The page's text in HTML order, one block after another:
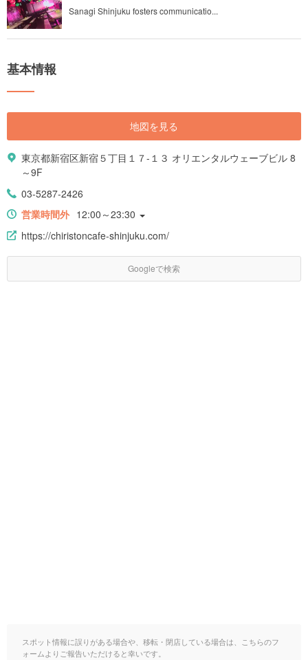
Sanagi Shinjuku fosters communicatio...
基本情報
地図を見る
東京都新宿区新宿５丁目１７-１３ オリエンタルウェーブビル 8
～9F
03-5287-2426
営業時間外 12:00～23:30
https://chiristoncafe-shinjuku.com/
Googleで検索
スポット情報に誤りがある場合や、移転・閉店している場合は、こちらのフ
ォームよりご報告いただけると幸いです。